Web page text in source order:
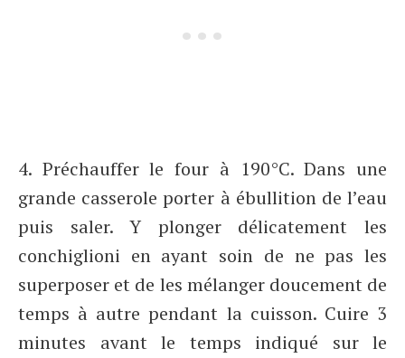
4. Préchauffer le four à 190°C. Dans une
grande casserole porter à ébullition de l’eau
puis saler. Y plonger délicatement les
conchiglioni en ayant soin de ne pas les
superposer et de les mélanger doucement de
temps à autre pendant la cuisson. Cuire 3
minutes avant le temps indiqué sur le